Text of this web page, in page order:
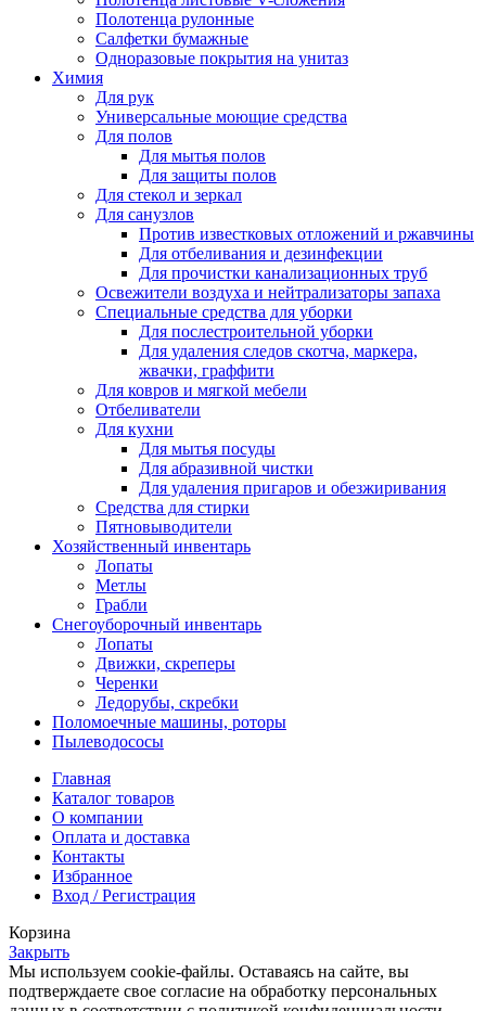
Полотенца рулонные
Салфетки бумажные
Одноразовые покрытия на унитаз
Химия
Для рук
Универсальные моющие средства
Для полов
Для мытья полов
Для защиты полов
Для стекол и зеркал
Для санузлов
Против известковых отложений и ржавчины
Для отбеливания и дезинфекции
Для прочистки канализационных труб
Освежители воздуха и нейтрализаторы запаха
Специальные средства для уборки
Для послестроительной уборки
Для удаления следов скотча, маркера,
жвачки, граффити
Для ковров и мягкой мебели
Отбеливатели
Для кухни
Для мытья посуды
Для абразивной чистки
Для удаления пригаров и обезжиривания
Средства для стирки
Пятновыводители
Хозяйственный инвентарь
Лопаты
Метлы
Грабли
Снегоуборочный инвентарь
Лопаты
Движки, скреперы
Черенки
Ледорубы, скребки
Поломоечные машины, роторы
Пылеводососы
Главная
Каталог товаров
О компании
Оплата и доставка
Контакты
Избранное
Вход / Регистрация
Корзина
Закрыть
Мы используем cookie-файлы. Оставаясь на сайте, вы
подтверждаете свое согласие на обработку персональных